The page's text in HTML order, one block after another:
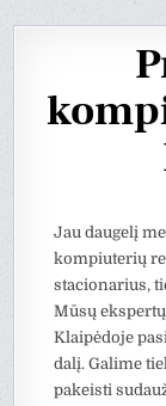
Jau daugelį
kompiuterių
stacionarius,
Mūsų
Klaipėdoje
dalį. Galime
pakeisti